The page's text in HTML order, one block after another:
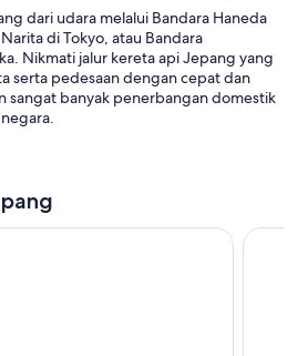
dari udara melalui Bandara Haneda
di Tokyo, atau Bandara
Nikmati jalur kereta api Jepang yang
serta pedesaan dengan cepat dan
sangat banyak penerbangan domestik